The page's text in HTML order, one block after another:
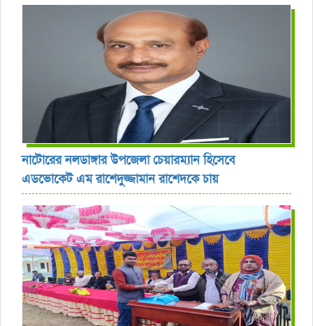
নাটোরের নলডাঙ্গার উপজেলা চেয়ারম্যান হিসেবে
এডভোকেট এম রাশেদুজ্জামান রাশেদকে চায়